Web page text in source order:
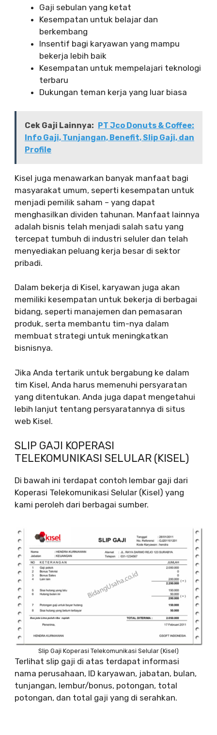
Gaji sebulan yang ketat
Kesempatan untuk belajar dan
berkembang
Insentif bagi karyawan yang mampu
bekerja lebih baik
Kesempatan untuk mempelajari teknologi
terbaru
Dukungan teman kerja yang luar biasa
Cek Gaji Lainnya: PT Jco Donuts & Coffee:
Info Gaji, Tunjangan, Benefit, Slip Gaji, dan
Profile
Kisel juga menawarkan banyak manfaat bagi
masyarakat umum, seperti kesempatan untuk
menjadi pemilik saham – yang dapat
menghasilkan dividen tahunan. Manfaat lainnya
adalah bisnis telah menjadi salah satu yang
tercepat tumbuh di industri seluler dan telah
menyediakan peluang kerja besar di sektor
pribadi.
Dalam bekerja di Kisel, karyawan juga akan
memiliki kesempatan untuk bekerja di berbagai
bidang, seperti manajemen dan pemasaran
produk, serta membantu tim-nya dalam
membuat strategi untuk meningkatkan
bisnisnya.
Jika Anda tertarik untuk bergabung ke dalam
tim Kisel, Anda harus memenuhi persyaratan
yang ditentukan. Anda juga dapat mengetahui
lebih lanjut tentang persyaratannya di situs
web Kisel.
SLIP GAJI KOPERASI
TELEKOMUNIKASI SELULAR (KISEL)
Di bawah ini terdapat contoh lembar gaji dari
Koperasi Telekomunikasi Selular (Kisel) yang
kami peroleh dari berbagai sumber.
Slip Gaji Koperasi Telekomunikasi Selular (Kisel)
Terlihat slip gaji di atas terdapat informasi
nama perusahaan, ID karyawan, jabatan, bulan,
tunjangan, lembur/bonus, potongan, total
potongan, dan total gaji yang di serahkan.